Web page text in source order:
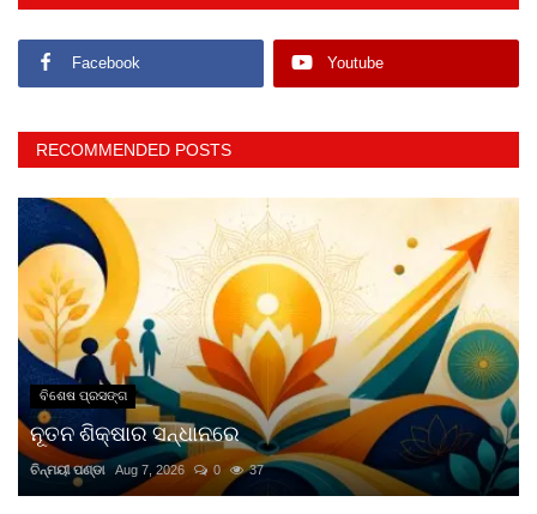
Facebook Youtube
RECOMMENDED POSTS
ବିଶେଷ ପ୍ରସଙ୍ଗ
ନୂତନ ଶିକ୍ଷାର ସନ୍ଧାନରେ
ଚିନ୍ମୟୀ ପଣ୍ଡା Aug 7, 2026 0 37